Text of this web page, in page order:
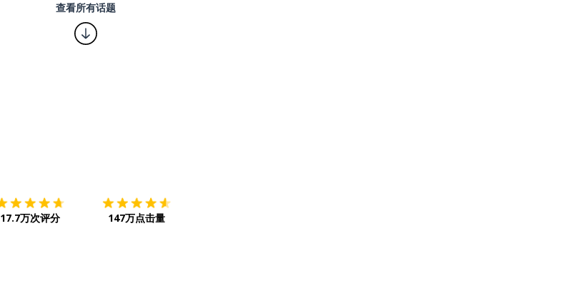
查看所有话题
17.7万次评分 147万点击量